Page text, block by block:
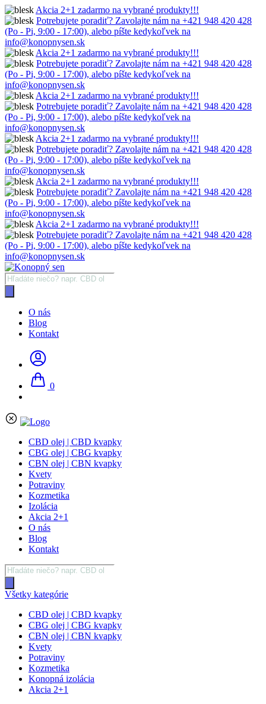
Akcia 2+1 zadarmo na vybrané produkty!!!
Potrebujete poradiť? Zavolajte nám na +421 948 420 428
(Po - Pi, 9:00 - 17:00), alebo píšte kedykoľvek na
info@konopnysen.sk
Akcia 2+1 zadarmo na vybrané produkty!!!
Potrebujete poradiť? Zavolajte nám na +421 948 420 428
(Po - Pi, 9:00 - 17:00), alebo píšte kedykoľvek na
info@konopnysen.sk
Akcia 2+1 zadarmo na vybrané produkty!!!
Potrebujete poradiť? Zavolajte nám na +421 948 420 428
(Po - Pi, 9:00 - 17:00), alebo píšte kedykoľvek na
info@konopnysen.sk
Akcia 2+1 zadarmo na vybrané produkty!!!
Potrebujete poradiť? Zavolajte nám na +421 948 420 428
(Po - Pi, 9:00 - 17:00), alebo píšte kedykoľvek na
info@konopnysen.sk
Akcia 2+1 zadarmo na vybrané produkty!!!
Potrebujete poradiť? Zavolajte nám na +421 948 420 428
(Po - Pi, 9:00 - 17:00), alebo píšte kedykoľvek na
info@konopnysen.sk
Akcia 2+1 zadarmo na vybrané produkty!!!
Potrebujete poradiť? Zavolajte nám na +421 948 420 428
(Po - Pi, 9:00 - 17:00), alebo píšte kedykoľvek na
info@konopnysen.sk
Products
search
O nás
Blog
Kontakt
0
CBD olej | CBD kvapky
CBG olej | CBG kvapky
CBN olej | CBN kvapky
Kvety
Potraviny
Kozmetika
Izolácia
Akcia 2+1
O nás
Blog
Kontakt
Products
search
Všetky kategórie
CBD olej | CBD kvapky
CBG olej | CBG kvapky
CBN olej | CBN kvapky
Kvety
Potraviny
Kozmetika
Konopná izolácia
Akcia 2+1